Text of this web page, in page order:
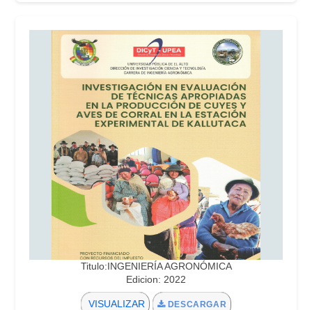
Titulo:INGENIERÍA AGRONÓMICA
Edicion: 2022
VISUALIZAR DESCARGAR